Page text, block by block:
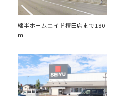
綿半ホームエイド檀田店まで180
ｍ